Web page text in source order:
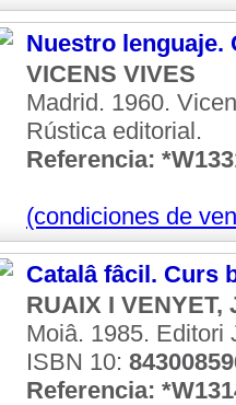
Nuestro lenguaje.
VICENS VIVES
Madrid. 1960.
Rústica editorial.
Referencia:
(condiciones de
Catalâ fâcil. Curs
RUAIX I VENYET,
Moiâ. 1985. Editori
ISBN 10:
Referencia: